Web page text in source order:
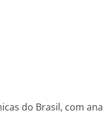
do Brasil, com